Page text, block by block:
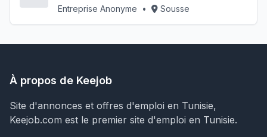
Entreprise Anonyme • Sousse
À propos de Keejob
Site d'annonces et offres d'emploi en Tunisie,
Keejob.com est le premier site d'emploi en Tunisie.